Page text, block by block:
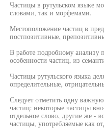
Частицы в рутульском языке
словами, так и морфемами.
Местоположение частиц в
постпозитивные,
В работе подробному анализу
особенности частиц, из
Частицы рутульского языка
определительные,
Следует отметить одну
частиц: некоторые частицы
отдельное слово, другие же -
частицы, употребляемые как